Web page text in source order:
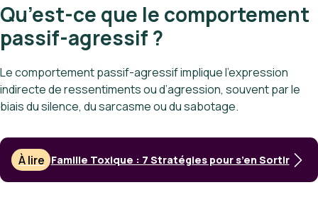
Qu’est-ce que le comportement
passif-agressif ?
Le comportement passif-agressif implique l’expression
indirecte de ressentiments ou d’agression, souvent par le
biais du silence, du sarcasme ou du sabotage.
À lire Famille Toxique : 7 Stratégies pour s’en Sortir